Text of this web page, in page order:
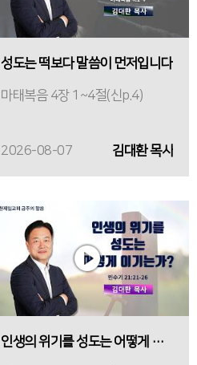
성도는 떡보다 말씀이 먼저입니다
마태복음 4장 1~4절(신p.4)
2026-08-07 김대환 목사
인생의 위기를 성도는 어떻게 이기는가?